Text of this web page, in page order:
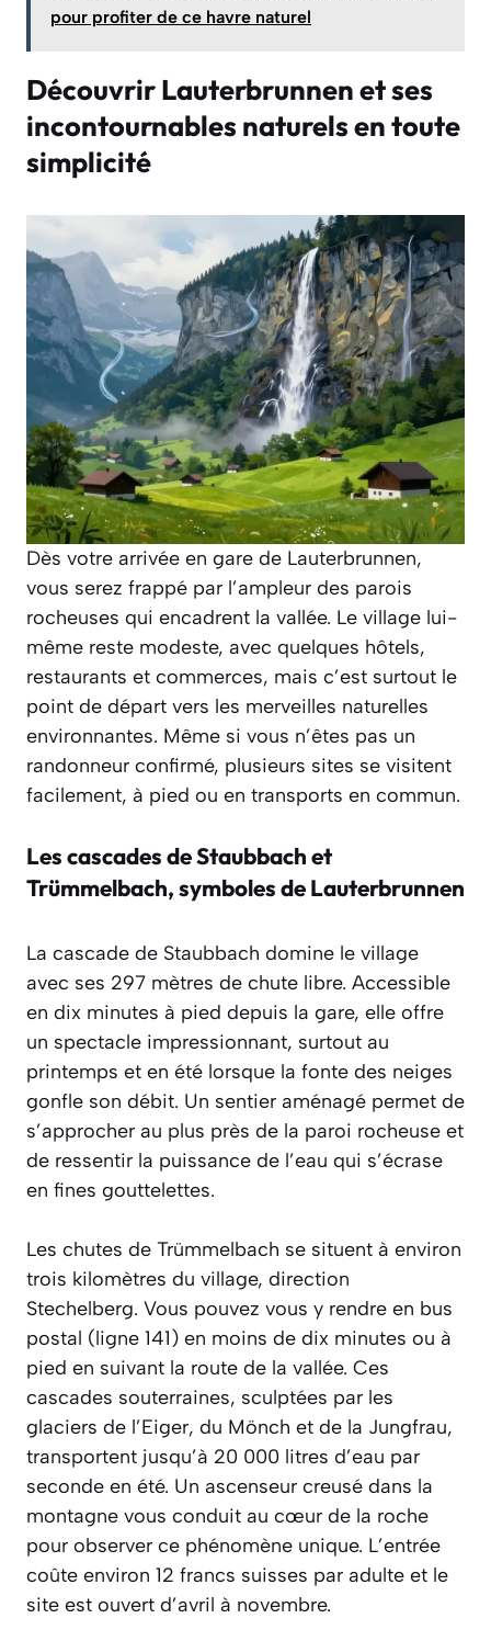
pour profiter de ce havre naturel
Découvrir Lauterbrunnen et ses
incontournables naturels en toute
simplicité
Dès votre arrivée en gare de Lauterbrunnen,
vous serez frappé par l’ampleur des parois
rocheuses qui encadrent la vallée. Le village lui-
même reste modeste, avec quelques hôtels,
restaurants et commerces, mais c’est surtout le
point de départ vers les merveilles naturelles
environnantes. Même si vous n’êtes pas un
randonneur confirmé, plusieurs sites se visitent
facilement, à pied ou en transports en commun.
Les cascades de Staubbach et
Trümmelbach, symboles de Lauterbrunnen
La cascade de Staubbach domine le village
avec ses 297 mètres de chute libre. Accessible
en dix minutes à pied depuis la gare, elle offre
un spectacle impressionnant, surtout au
printemps et en été lorsque la fonte des neiges
gonfle son débit. Un sentier aménagé permet de
s’approcher au plus près de la paroi rocheuse et
de ressentir la puissance de l’eau qui s’écrase
en fines gouttelettes.
Les chutes de Trümmelbach se situent à environ
trois kilomètres du village, direction
Stechelberg. Vous pouvez vous y rendre en bus
postal (ligne 141) en moins de dix minutes ou à
pied en suivant la route de la vallée. Ces
cascades souterraines, sculptées par les
glaciers de l’Eiger, du Mönch et de la Jungfrau,
transportent jusqu’à 20 000 litres d’eau par
seconde en été. Un ascenseur creusé dans la
montagne vous conduit au cœur de la roche
pour observer ce phénomène unique. L’entrée
coûte environ 12 francs suisses par adulte et le
site est ouvert d’avril à novembre.